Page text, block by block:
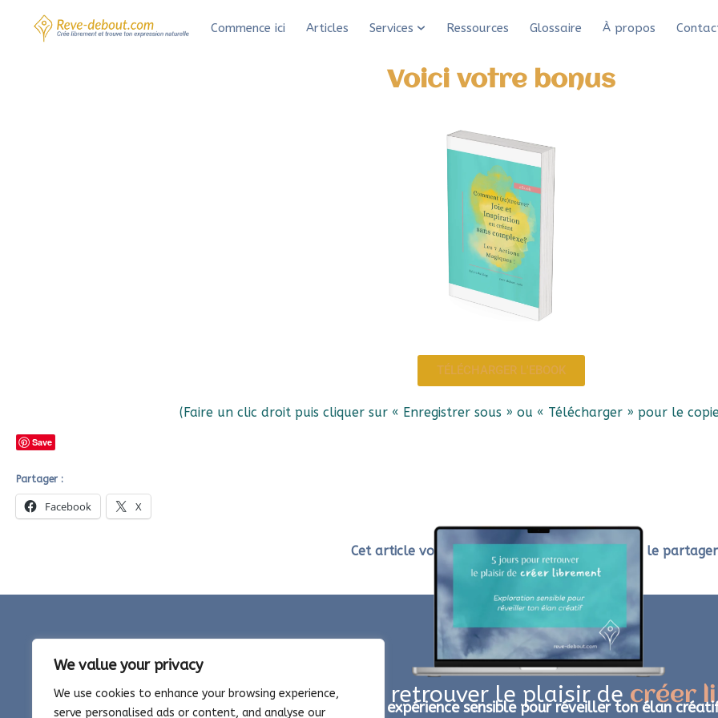
We value your privacy
We use cookies to enhance your browsing experience,
serve personalised ads or content, and analyse our
Commence ici Articles Services Ressources Glossaire À propos
Voici votre bonus
TÉLÉCHARGER L'EBOOK
(Faire un clic droit puis cliquer sur « Enregistrer sous » ou « Télécharger » pour le
Save
Partager :
Facebook X
Cet article vous a intéressé ? Vous êtes libre de le
5 jours pour retrouver le plaisir de créer
Une expérience sensible pour réveiller ton élan